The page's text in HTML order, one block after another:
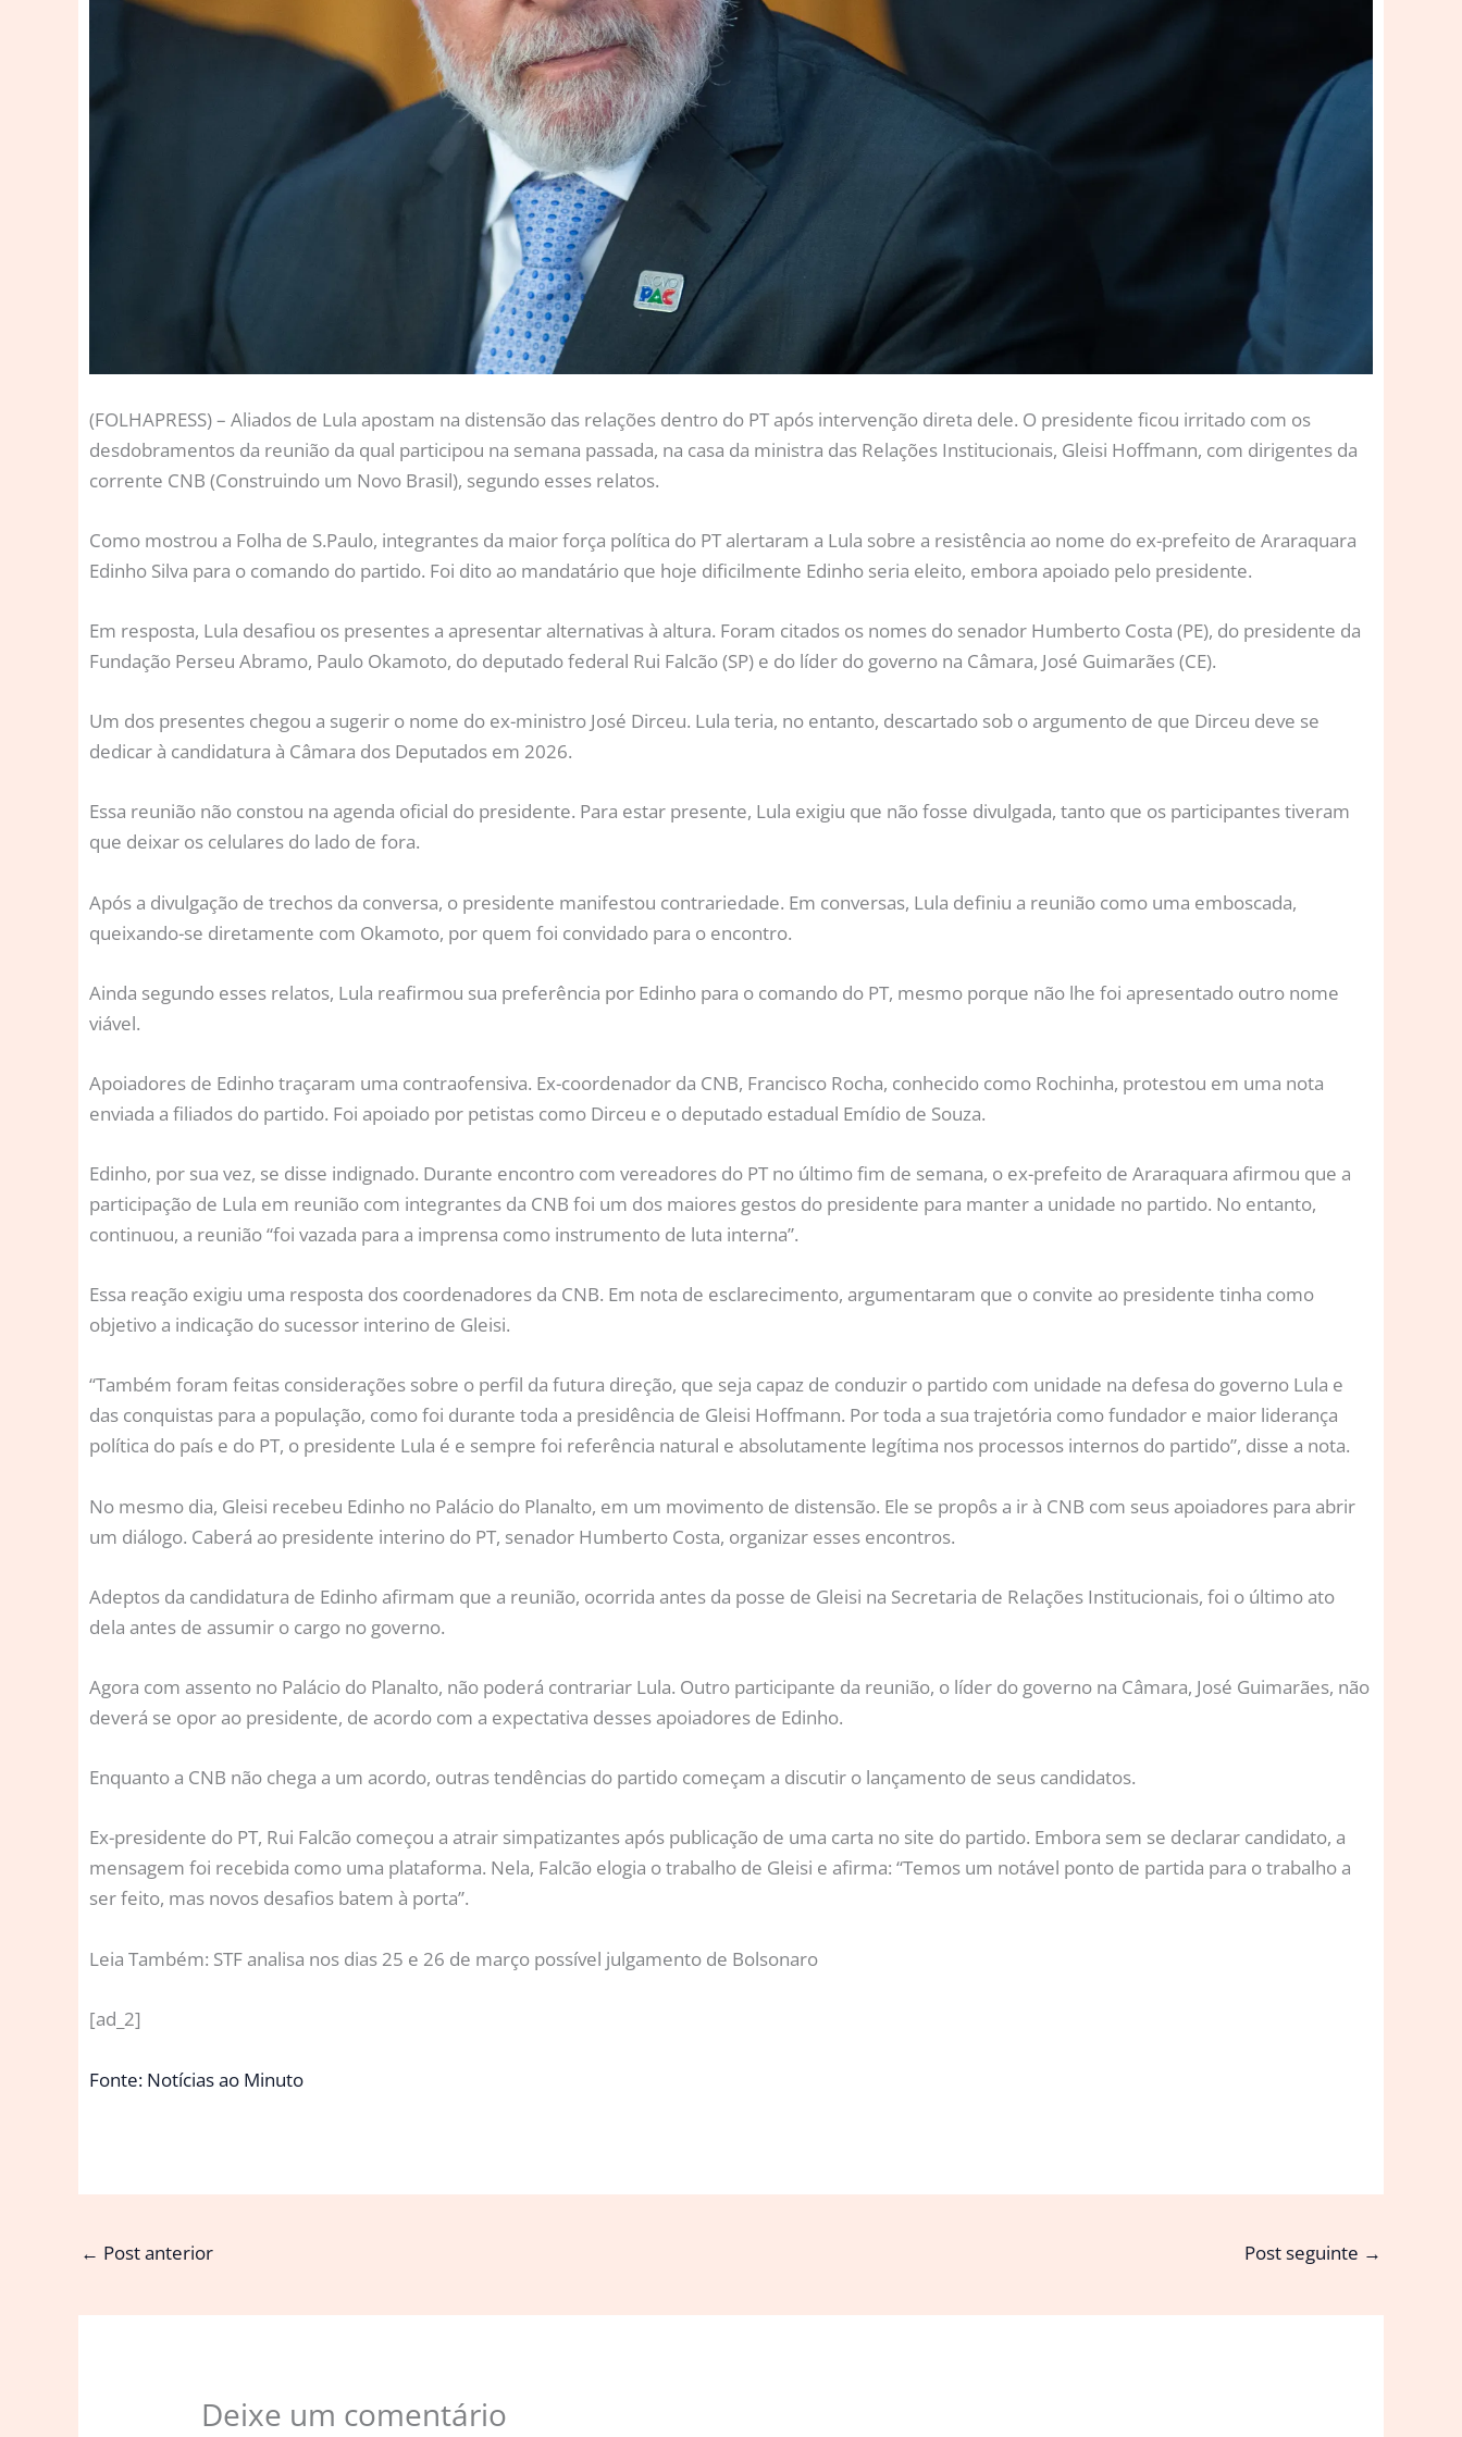
(FOLHAPRESS) – Aliados de Lula apostam na distensão das relações dentro do PT após intervenção direta dele. O presidente ficou irritado com os
desdobramentos da reunião da qual participou na semana passada, na casa da ministra das Relações Institucionais, Gleisi Hoffmann, com dirigentes da
corrente CNB (Construindo um Novo Brasil), segundo esses relatos.
Como mostrou a Folha de S.Paulo, integrantes da maior força política do PT alertaram a Lula sobre a resistência ao nome do ex-prefeito de Araraquara
Edinho Silva para o comando do partido. Foi dito ao mandatário que hoje dificilmente Edinho seria eleito, embora apoiado pelo presidente.
Em resposta, Lula desafiou os presentes a apresentar alternativas à altura. Foram citados os nomes do senador Humberto Costa (PE), do presidente da
Fundação Perseu Abramo, Paulo Okamoto, do deputado federal Rui Falcão (SP) e do líder do governo na Câmara, José Guimarães (CE).
Um dos presentes chegou a sugerir o nome do ex-ministro José Dirceu. Lula teria, no entanto, descartado sob o argumento de que Dirceu deve se
dedicar à candidatura à Câmara dos Deputados em 2026.
Essa reunião não constou na agenda oficial do presidente. Para estar presente, Lula exigiu que não fosse divulgada, tanto que os participantes tiveram
que deixar os celulares do lado de fora.
Após a divulgação de trechos da conversa, o presidente manifestou contrariedade. Em conversas, Lula definiu a reunião como uma emboscada,
queixando-se diretamente com Okamoto, por quem foi convidado para o encontro.
Ainda segundo esses relatos, Lula reafirmou sua preferência por Edinho para o comando do PT, mesmo porque não lhe foi apresentado outro nome
viável.
Apoiadores de Edinho traçaram uma contraofensiva. Ex-coordenador da CNB, Francisco Rocha, conhecido como Rochinha, protestou em uma nota
enviada a filiados do partido. Foi apoiado por petistas como Dirceu e o deputado estadual Emídio de Souza.
Edinho, por sua vez, se disse indignado. Durante encontro com vereadores do PT no último fim de semana, o ex-prefeito de Araraquara afirmou que a
participação de Lula em reunião com integrantes da CNB foi um dos maiores gestos do presidente para manter a unidade no partido. No entanto,
continuou, a reunião “foi vazada para a imprensa como instrumento de luta interna”.
Essa reação exigiu uma resposta dos coordenadores da CNB. Em nota de esclarecimento, argumentaram que o convite ao presidente tinha como
objetivo a indicação do sucessor interino de Gleisi.
“Também foram feitas considerações sobre o perfil da futura direção, que seja capaz de conduzir o partido com unidade na defesa do governo Lula e
das conquistas para a população, como foi durante toda a presidência de Gleisi Hoffmann. Por toda a sua trajetória como fundador e maior liderança
política do país e do PT, o presidente Lula é e sempre foi referência natural e absolutamente legítima nos processos internos do partido”, disse a nota.
No mesmo dia, Gleisi recebeu Edinho no Palácio do Planalto, em um movimento de distensão. Ele se propôs a ir à CNB com seus apoiadores para abrir
um diálogo. Caberá ao presidente interino do PT, senador Humberto Costa, organizar esses encontros.
Adeptos da candidatura de Edinho afirmam que a reunião, ocorrida antes da posse de Gleisi na Secretaria de Relações Institucionais, foi o último ato
dela antes de assumir o cargo no governo.
Agora com assento no Palácio do Planalto, não poderá contrariar Lula. Outro participante da reunião, o líder do governo na Câmara, José Guimarães, não
deverá se opor ao presidente, de acordo com a expectativa desses apoiadores de Edinho.
Enquanto a CNB não chega a um acordo, outras tendências do partido começam a discutir o lançamento de seus candidatos.
Ex-presidente do PT, Rui Falcão começou a atrair simpatizantes após publicação de uma carta no site do partido. Embora sem se declarar candidato, a
mensagem foi recebida como uma plataforma. Nela, Falcão elogia o trabalho de Gleisi e afirma: “Temos um notável ponto de partida para o trabalho a
ser feito, mas novos desafios batem à porta”.
Leia Também: STF analisa nos dias 25 e 26 de março possível julgamento de Bolsonaro
[ad_2]
Fonte: Notícias ao Minuto
← Post anterior Post seguinte →
Deixe um comentário